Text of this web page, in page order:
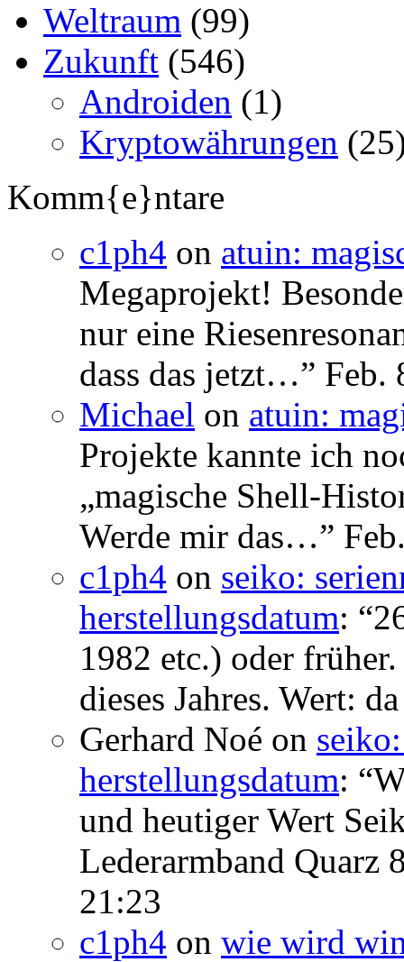
Weltraum (99)
Zukunft (546)
Androiden (1)
Kryptowährungen
Komm{e}ntare
c1ph4 on atuin:
Megaprojekt!
nur eine
dass das jetzt…” Feb.
Michael on atuin:
Projekte kannte ich
„magische Shell-
Werde mir das…”
c1ph4 on seiko:
herstellungsdatum: “
1982 etc.) oder
dieses Jahres. Wert:
Gerhard Noé on
herstellungsdatum: “
und heutiger Wert
Lederarmband Quarz
21:23
c1ph4 on wie wird